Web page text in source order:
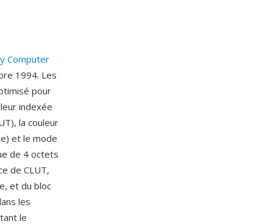
Computer
1994. Les
pour
indexée
la couleur
et le mode
de 4 octets
de CLUT,
et du bloc
les
le